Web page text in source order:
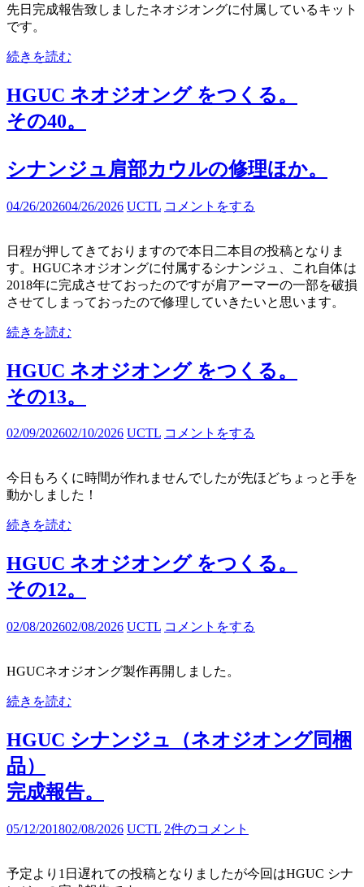
先日完成報告致しましたネオジオングに付属しているキット
です。
続きを読む
HGUC ネオジオング をつくる。
その40。
シナンジュ肩部カウルの修理ほか。
04/26/202604/26/2026 UCTL コメントをする
日程が押してきておりますので本日二本目の投稿となりま
す。HGUCネオジオングに付属するシナンジュ、これ自体は
2018年に完成させておったのですが肩アーマーの一部を破損
させてしまっておったので修理していきたいと思います。
続きを読む
HGUC ネオジオング をつくる。
その13。
02/09/202602/10/2026 UCTL コメントをする
今日もろくに時間が作れませんでしたが先ほどちょっと手を
動かしました！
続きを読む
HGUC ネオジオング をつくる。
その12。
02/08/202602/08/2026 UCTL コメントをする
HGUCネオジオング製作再開しました。
続きを読む
HGUC シナンジュ（ネオジオング同梱
品）
完成報告。
05/12/201802/08/2026 UCTL 2件のコメント
予定より1日遅れての投稿となりましたが今回はHGUC シナ